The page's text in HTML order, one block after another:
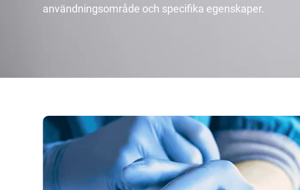
användningsområde och specifika egenskaper.